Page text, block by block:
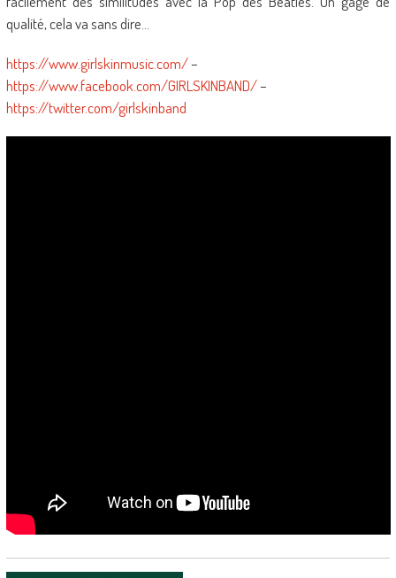
qualité, cela va sans dire…
https://www.girlskinmusic.com/–
https://www.facebook.com/GIRLSKINBAND/–
https://twitter.com/girlskinband